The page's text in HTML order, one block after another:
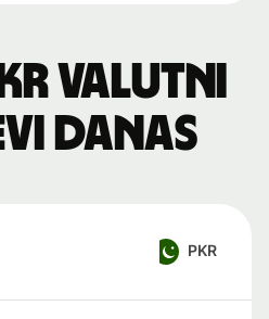
valutni
danas
PKR